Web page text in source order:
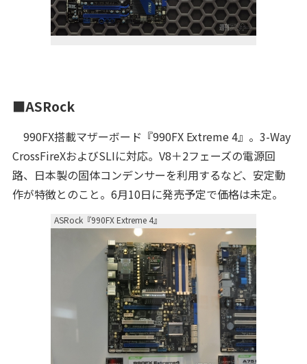
■ASRock
990FX搭載マザーボード『990FX Extreme 4』。3-Way
CrossFireXおよびSLIに対応。V8＋2フェーズの電源回
路、日本製の固体コンデンサーを利用するなど、安定動
作が特徴とのこと。6月10日に発売予定で価格は未定。
ASRock『990FX Extreme 4』